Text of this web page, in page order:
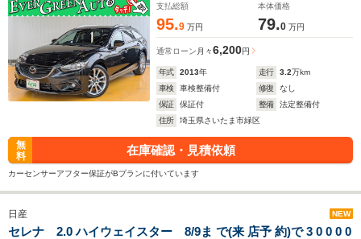
トモニター
支払総額
95.9 万円
本体価格
79.0 万円
通常ローン 月々6,200円
年式 2013年 走行 3.2万km
車検
車検整備付 修復
なし
保証
保証付 整備
法定整備付
住所
埼玉県さいたま市緑区
無
料
在庫確認・見積依頼
カーセンサーアフター保証がBプランに付いています
日産 NEW
セレナ 2.0 ハイウェイスター 8/9ま で(来 店予 約)で 3 0 0 0 0